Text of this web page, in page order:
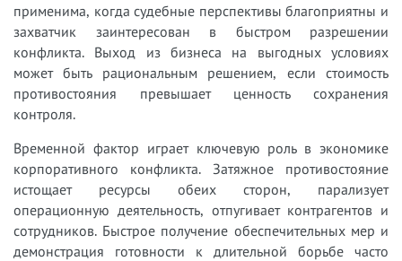
применима, когда судебные перспективы благоприятны и
захватчик заинтересован в быстром разрешении
конфликта. Выход из бизнеса на выгодных условиях
может быть рациональным решением, если стоимость
противостояния превышает ценность сохранения
контроля.
Временной фактор играет ключевую роль в экономике
корпоративного конфликта. Затяжное противостояние
истощает ресурсы обеих сторон, парализует
операционную деятельность, отпугивает контрагентов и
сотрудников. Быстрое получение обеспечительных мер и
демонстрация готовности к длительной борьбе часто